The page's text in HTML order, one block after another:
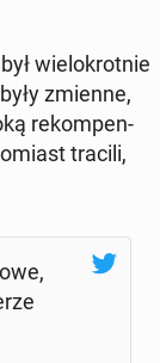
wie­lo­krot­nie
zmienne,
re­kom­pen­
tracili,